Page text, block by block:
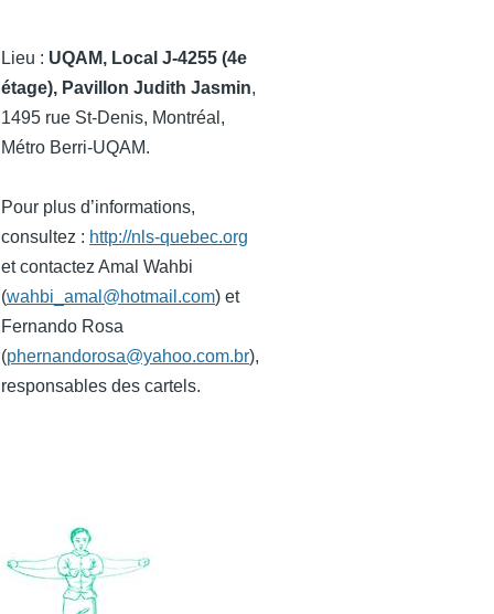
Lieu : UQAM, Local J-4255 (4e
étage), Pavillon Judith Jasmin,
1495 rue St-Denis, Montréal,
Métro Berri-UQAM.
Pour plus d’informations,
consultez : http://nls-quebec.org
et contactez Amal Wahbi
(wahbi_amal@hotmail.com) et
Fernando Rosa
(phernandorosa@yahoo.com.br),
responsables des cartels.